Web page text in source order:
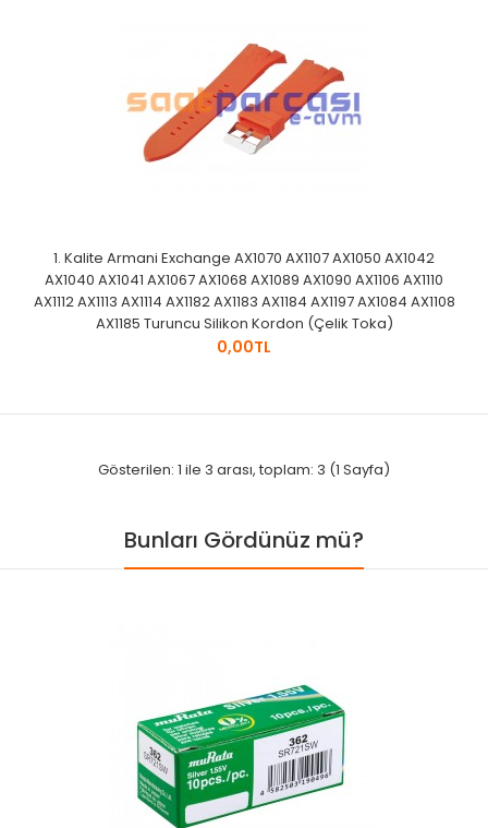
1. Kalite Armani Exchange AX1070 AX1107 AX1050 AX1042
AX1040 AX1041 AX1067 AX1068 AX1089 AX1090 AX1106 AX1110
AX1112 AX1113 AX1114 AX1182 AX1183 AX1184 AX1197 AX1084 AX1108
AX1185 Turuncu Silikon Kordon (Çelik Toka)
0,00TL
Gösterilen: 1 ile 3 arası, toplam: 3 (1 Sayfa)
Bunları Gördünüz mü?